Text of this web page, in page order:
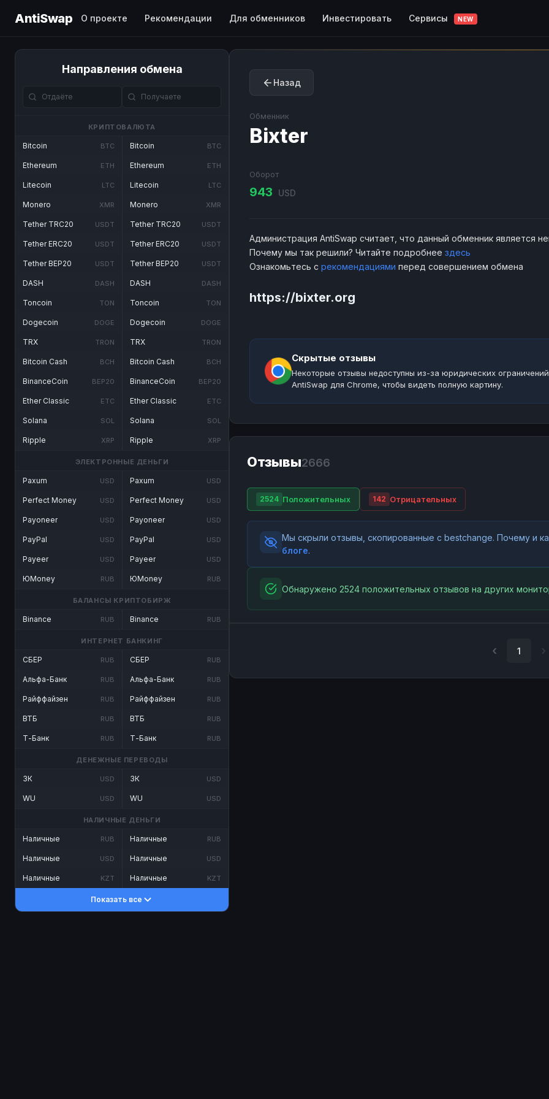
AntiSwap О проекте Рекомендации Для обменников Инвестировать Сервисы NEW
Направления обмена
КРИПТОВАЛЮТА
Bitcoin BTC
Ethereum ETH
Litecoin LTC
Monero XMR
Tether TRC20 USDT
Tether ERC20 USDT
Tether BEP20 USDT
DASH DASH
Toncoin TON
Dogecoin DOGE
TRX TRON
Bitcoin Cash BCH
BinanceCoin BEP20
Ether Classic ETC
Solana SOL
Ripple XRP
Bitcoin BTC
Ethereum ETH
Litecoin LTC
Monero XMR
Tether TRC20 USDT
Tether ERC20 USDT
Tether BEP20 USDT
DASH DASH
Toncoin TON
Dogecoin DOGE
TRX TRON
Bitcoin Cash BCH
BinanceCoin BEP20
Ether Classic ETC
Solana SOL
Ripple XRP
ЭЛЕКТРОННЫЕ ДЕНЬГИ
Paxum USD
Perfect Money USD
Payoneer USD
PayPal USD
Payeer USD
ЮMoney RUB
Paxum USD
Perfect Money USD
Payoneer USD
PayPal USD
Payeer USD
ЮMoney RUB
БАЛАНСЫ КРИПТОБИРЖ
Binance RUB Binance RUB
ИНТЕРНЕТ БАНКИНГ
СБЕР RUB
Альфа-Банк RUB
Райффайзен RUB
ВТБ RUB
Т-Банк RUB
СБЕР RUB
Альфа-Банк RUB
Райффайзен RUB
ВТБ RUB
Т-Банк RUB
ДЕНЕЖНЫЕ ПЕРЕВОДЫ
ЗК USD
WU USD
ЗК USD
WU USD
НАЛИЧНЫЕ ДЕНЬГИ
Наличные RUB
Наличные USD
Наличные KZT
Наличные RUB
Наличные USD
Наличные KZT
Показать все
Назад
Обменник
Bixter
Оборот
943 USD
Администрация AntiSwap считает, что данный обменник является
Почему мы так решили? Читайте подробнее здесь
Ознакомьтесь с рекомендациями перед совершением обмена
https://bixter.org
Скрытые отзывы
Некоторые отзывы недоступны из-за юридических
AntiSwap для Chrome, чтобы видеть полную картину.
Отзывы2666
2524 Положительных 142 Отрицательных
Мы скрыли отзывы, скопированные с bestchange. Почему и
блоге.
Обнаружено 2524 положительных отзывов на других
1